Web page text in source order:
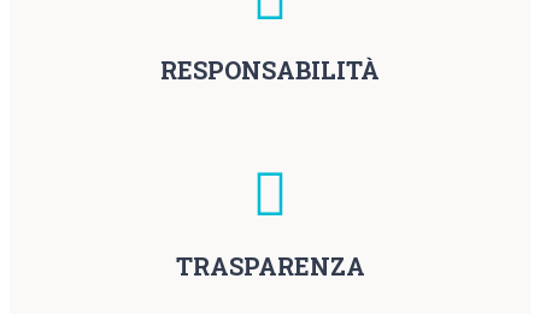
RESPONSABILITÀ
TRASPARENZA